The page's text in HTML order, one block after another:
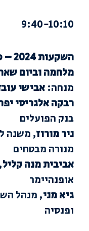
9:40-10:10
מלחמה וביום
מנחה: אבישי
רבקה אלגריסי
בנק הפועלים
ניר מורוז, משנה
מנורה מבטחים
אביבית מנה קליל
אופנהיימר
גיא מני, מנהל
ופנסיה